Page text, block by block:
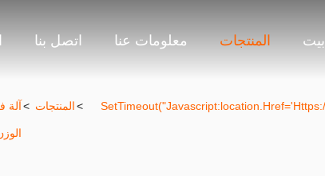
بيت المنتجات معلومات عنا اتصل بنا
302
> المنتجات > آلة